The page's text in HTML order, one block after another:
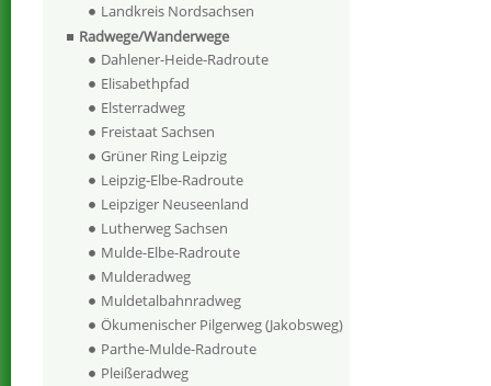
Landkreis Nordsachsen
Radwege/Wanderwege
Dahlener-Heide-Radroute
Elisabethpfad
Elsterradweg
Freistaat Sachsen
Grüner Ring Leipzig
Leipzig-Elbe-Radroute
Leipziger Neuseenland
Lutherweg Sachsen
Mulde-Elbe-Radroute
Mulderadweg
Muldetalbahnradweg
Ökumenischer Pilgerweg (Jakobsweg)
Parthe-Mulde-Radroute
Pleißeradweg